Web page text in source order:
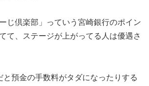
じ倶楽部」っていう宮崎銀行のポイン
て、ステージが上がってる人は優遇さ
と預金の手数料がタダになったりする